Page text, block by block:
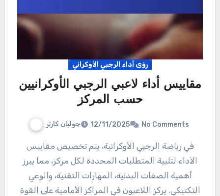
رؤى أداء الرجبي الأوكراني
مقاييس أداء لاعبي الرجبي الأوكرانيين
حسب المركز
جوليان كارتر 12/11/2025 No Comments
في رياضة الرجبي الأوكرانية، يتم تخصيص مقاييس
الأداء لتلبية المتطلبات المحددة لكل مركز، مما يبرز
أهمية الصفات البدنية، المهارات التقنية، والوعي
التكتيكي. يركز اللاعبون في المراكز الأمامية على القوة